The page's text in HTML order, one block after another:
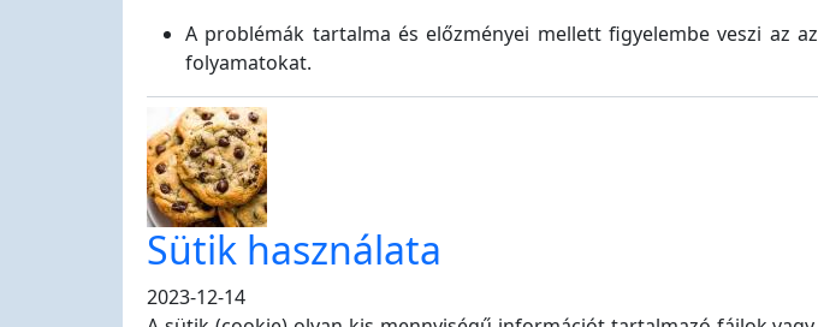
A problémák tartalma és előzményei mellett figyelembe veszi az
folyamatokat.
Sütik használata
2023-12-14